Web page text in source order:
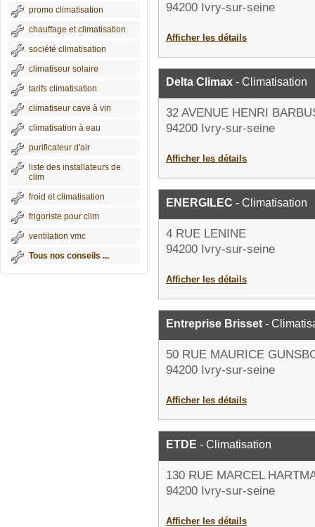
promo climatisation
chauffage et climatisation
société climatisation
climatiseur solaire
tarifs climatisation
climatiseur cave à vin
climatisation à eau
purificateur d'air
liste des installateurs de
clim
froid et climatisation
frigoriste pour clim
ventilation vmc
Tous nos conseils ...
94200 Ivry-sur-seine
Afficher les détails
Delta Climax - Climatisation
32 AVENUE HENRI
94200 Ivry-sur-seine
Afficher les détails
ENERGILEC - Climatisation
4 RUE LENINE
94200 Ivry-sur-seine
Afficher les détails
Entreprise Brisset -
50 RUE MAURICE
94200 Ivry-sur-seine
Afficher les détails
ETDE - Climatisation
130 RUE MARCEL
94200 Ivry-sur-seine
Afficher les détails